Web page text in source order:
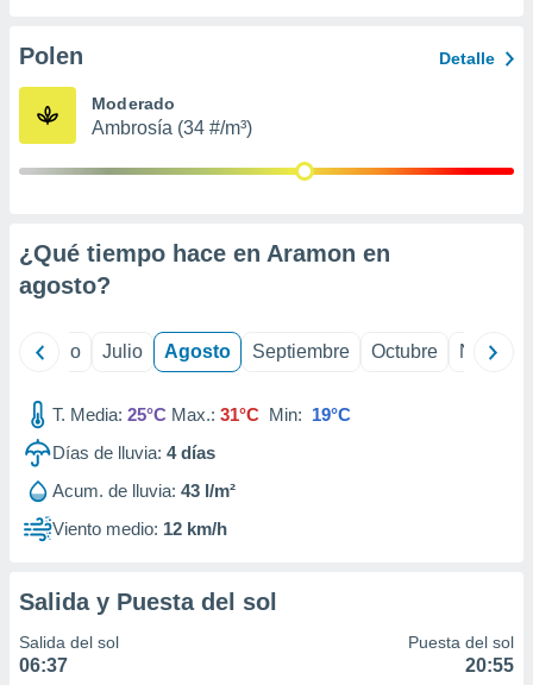
e
mediante
de
1199
Polen Detalle
Moderado
Ambrosía (34 #/m³)
¿Qué tiempo hace en Aramon en
agosto?
Junio Julio Agosto Septiembre Octubre
T. Media: 25°C Max.: 31°C Min: 19°C
Días de lluvia: 4días
Acum. de lluvia: 43 l/m²
Viento medio: 12 km/h
Salida y Puesta del sol
Salida del sol
06:37
Puesta del sol
20:55